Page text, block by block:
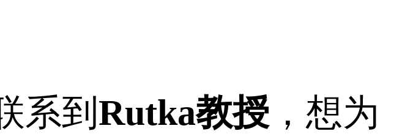
到 Rutka教授 ，想为